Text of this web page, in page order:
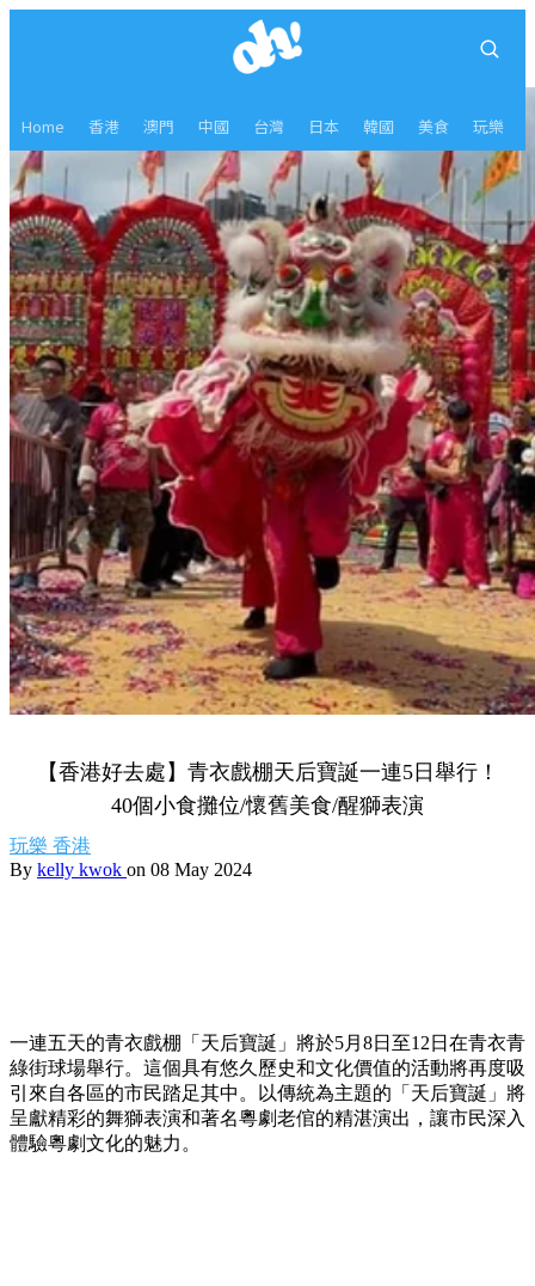
Home 香港 澳門 中國 台灣 日本 韓國 美食 玩樂
【香港好去處】青衣戲棚天后寶誕一連5日舉行！
40個小食攤位/懷舊美食/醒獅表演
玩樂 香港
By kelly kwok on 08 May 2024
一連五天的青衣戲棚「天后寶誕」將於5月8日至12日在青衣青
綠街球場舉行。這個具有悠久歷史和文化價值的活動將再度吸
引來自各區的市民踏足其中。以傳統為主題的「天后寶誕」將
呈獻精彩的舞獅表演和著名粵劇老倌的精湛演出，讓市民深入
體驗粵劇文化的魅力。